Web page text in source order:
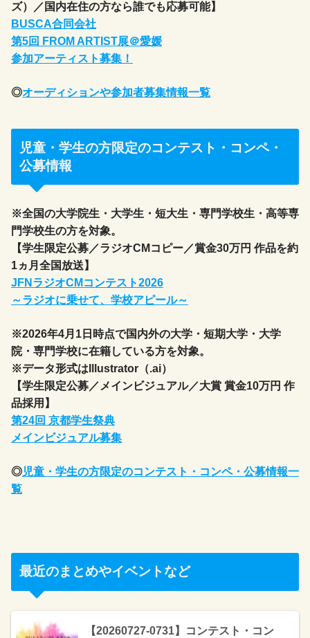
ズ）／国内在住の方なら誰でも応募可能】
BUSCA合同会社
第5回 FROM ARTIST展＠愛媛
参加アーティスト募集！
◎オーディションや参加者募集情報一覧
児童・学生の方限定のコンテスト・コンペ・
公募情報
※全国の大学院生・大学生・短大生・専門学校生・高等専
門学校生の方を対象。
【学生限定公募／ラジオCMコピー／賞金30万円 作品を約
1ヵ月全国放送】
JFNラジオCMコンテスト2026
～ラジオに乗せて、学校アピール～
※2026年4月1日時点で国内外の大学・短期大学・大学
院・専門学校に在籍している方を対象。
※データ形式はIllustrator（.ai）
【学生限定公募／メインビジュアル／大賞 賞金10万円 作
品採用】
第24回 京都学生祭典
メインビジュアル募集
◎児童・学生の方限定のコンテスト・コンペ・公募情報一
覧
最近のまとめやイベントなど
【20260727-0731】コンテスト・コン